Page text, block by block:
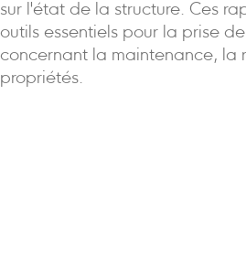
sur l'état de la structure. Ces
outils essentiels pour la prise
concernant la maintenance, la
propriétés.